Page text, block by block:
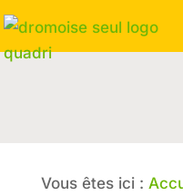
Vous êtes ici :